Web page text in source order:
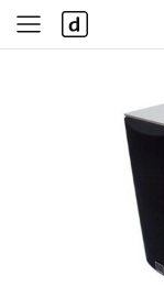
사
이
다
나
와